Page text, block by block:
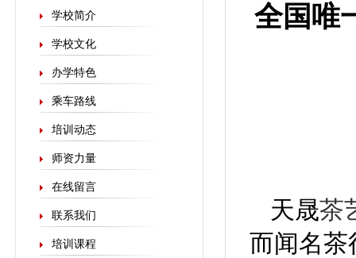
学校简介
学校文化
办学特色
乘车路线
培训动态
师资力量
在线留言
联系我们
培训课程
全国唯
天晟茶
而闻名茶